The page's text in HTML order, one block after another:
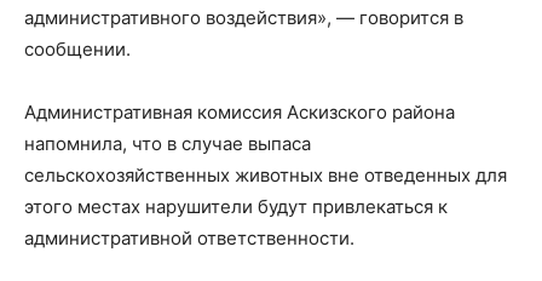
административного воздействия», — говорится в
сообщении.
Административная комиссия Аскизского района
напомнила, что в случае выпаса
сельскохозяйственных животных вне отведенных для
этого местах нарушители будут привлекаться к
административной ответственности.